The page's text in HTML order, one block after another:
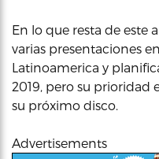
En lo que resta de este
varias presentaciones
Latinoamerica y
2019, pero su prioridad
su próximo disco.
Advertisements